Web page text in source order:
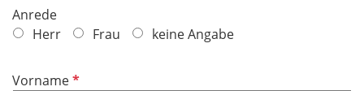
Anrede
Herr
Frau keine Angabe
VornameP